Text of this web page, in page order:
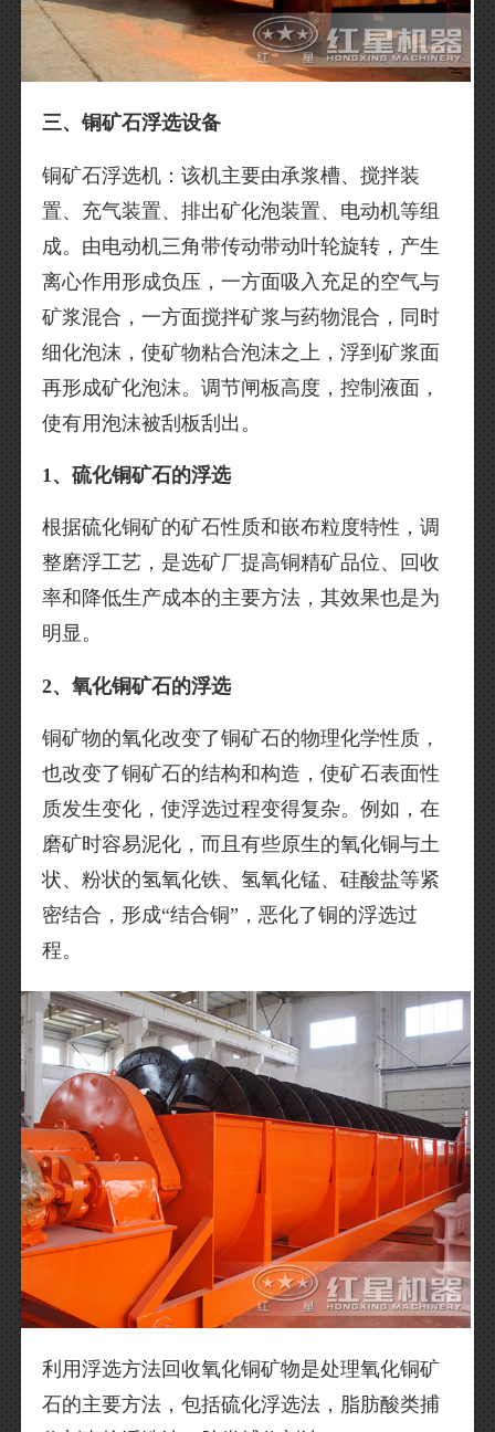
三、铜矿石浮选设备
铜矿石浮选机：该机主要由承浆槽、搅拌装
置、充气装置、排出矿化泡装置、电动机等组
成。由电动机三角带传动带动叶轮旋转，产生
离心作用形成负压，一方面吸入充足的空气与
矿浆混合，一方面搅拌矿浆与药物混合，同时
细化泡沫，使矿物粘合泡沫之上，浮到矿浆面
再形成矿化泡沫。调节闸板高度，控制液面，
使有用泡沫被刮板刮出。
1、硫化铜矿石的浮选
根据硫化铜矿的矿石性质和嵌布粒度特性，调
整磨浮工艺，是选矿厂提高铜精矿品位、回收
率和降低生产成本的主要方法，其效果也是为
明显。
2、氧化铜矿石的浮选
铜矿物的氧化改变了铜矿石的物理化学性质，
也改变了铜矿石的结构和构造，使矿石表面性
质发生变化，使浮选过程变得复杂。例如，在
磨矿时容易泥化，而且有些原生的氧化铜与土
状、粉状的氢氧化铁、氢氧化锰、硅酸盐等紧
密结合，形成“结合铜”，恶化了铜的浮选过
程。
利用浮选方法回收氧化铜矿物是处理氧化铜矿
石的主要方法，包括硫化浮选法，脂肪酸类捕